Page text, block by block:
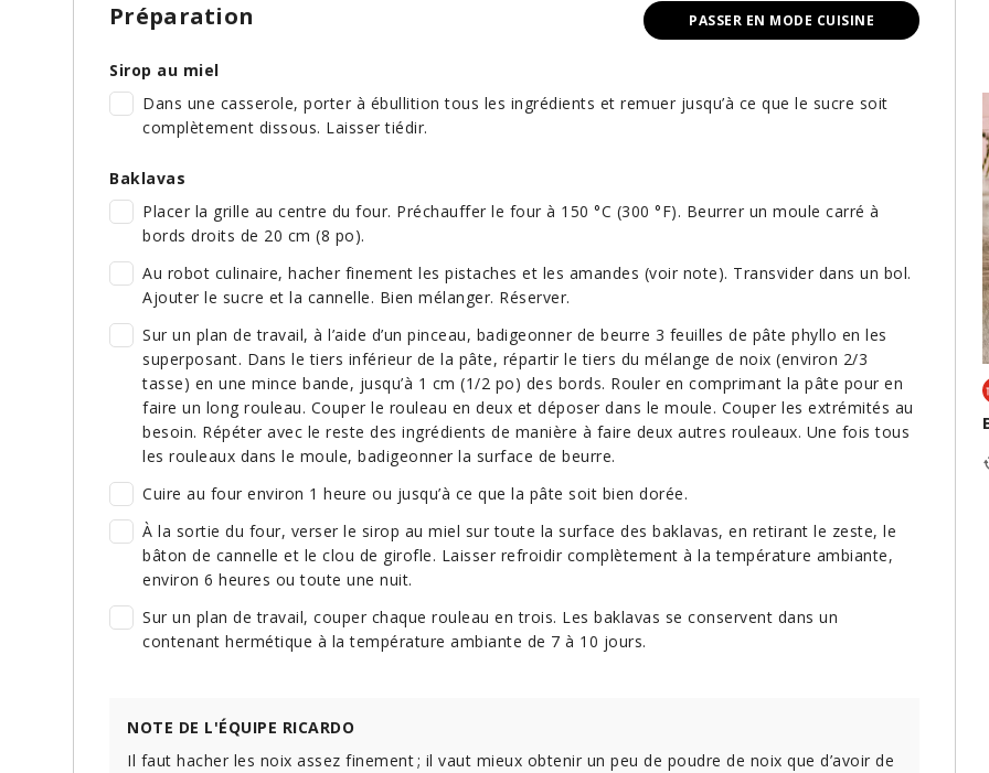
PASSER EN MODE CUISINE
Préparation
Sirop au miel
Dans une casserole, porter à ébullition tous les ingrédients et remuer jusqu’à ce que le sucre soit
complètement dissous. Laisser tiédir.
Baklavas
Placer la grille au centre du four. Préchauffer le four à 150 °C (300 °F). Beurrer un moule carré à
bords droits de 20 cm (8 po).
Au robot culinaire, hacher finement les pistaches et les amandes (voir note). Transvider dans un bol.
Ajouter le sucre et la cannelle. Bien mélanger. Réserver.
Sur un plan de travail, à l’aide d’un pinceau, badigeonner de beurre 3 feuilles de pâte phyllo en les
superposant. Dans le tiers inférieur de la pâte, répartir le tiers du mélange de noix (environ 2/3
tasse) en une mince bande, jusqu’à 1 cm (1/2 po) des bords. Rouler en comprimant la pâte pour en
faire un long rouleau. Couper le rouleau en deux et déposer dans le moule. Couper les extrémités au
besoin. Répéter avec le reste des ingrédients de manière à faire deux autres rouleaux. Une fois tous
les rouleaux dans le moule, badigeonner la surface de beurre.
Cuire au four environ 1 heure ou jusqu’à ce que la pâte soit bien dorée.
À la sortie du four, verser le sirop au miel sur toute la surface des baklavas, en retirant le zeste, le
bâton de cannelle et le clou de girofle. Laisser refroidir complètement à la température ambiante,
environ 6 heures ou toute une nuit.
Sur un plan de travail, couper chaque rouleau en trois. Les baklavas se conservent dans un
contenant hermétique à la température ambiante de 7 à 10 jours.
NOTE DE L'ÉQUIPE RICARDO
Il faut hacher les noix assez finement ; il vaut mieux obtenir un peu de poudre de noix que d’avoir de